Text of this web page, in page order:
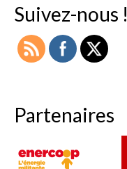
Suivez-nous !
Partenaires